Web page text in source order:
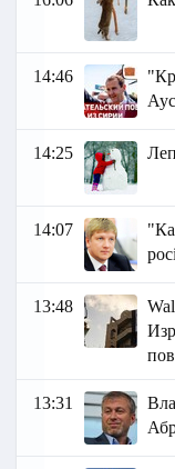
14:46
14:25
14:07
13:48
13:31